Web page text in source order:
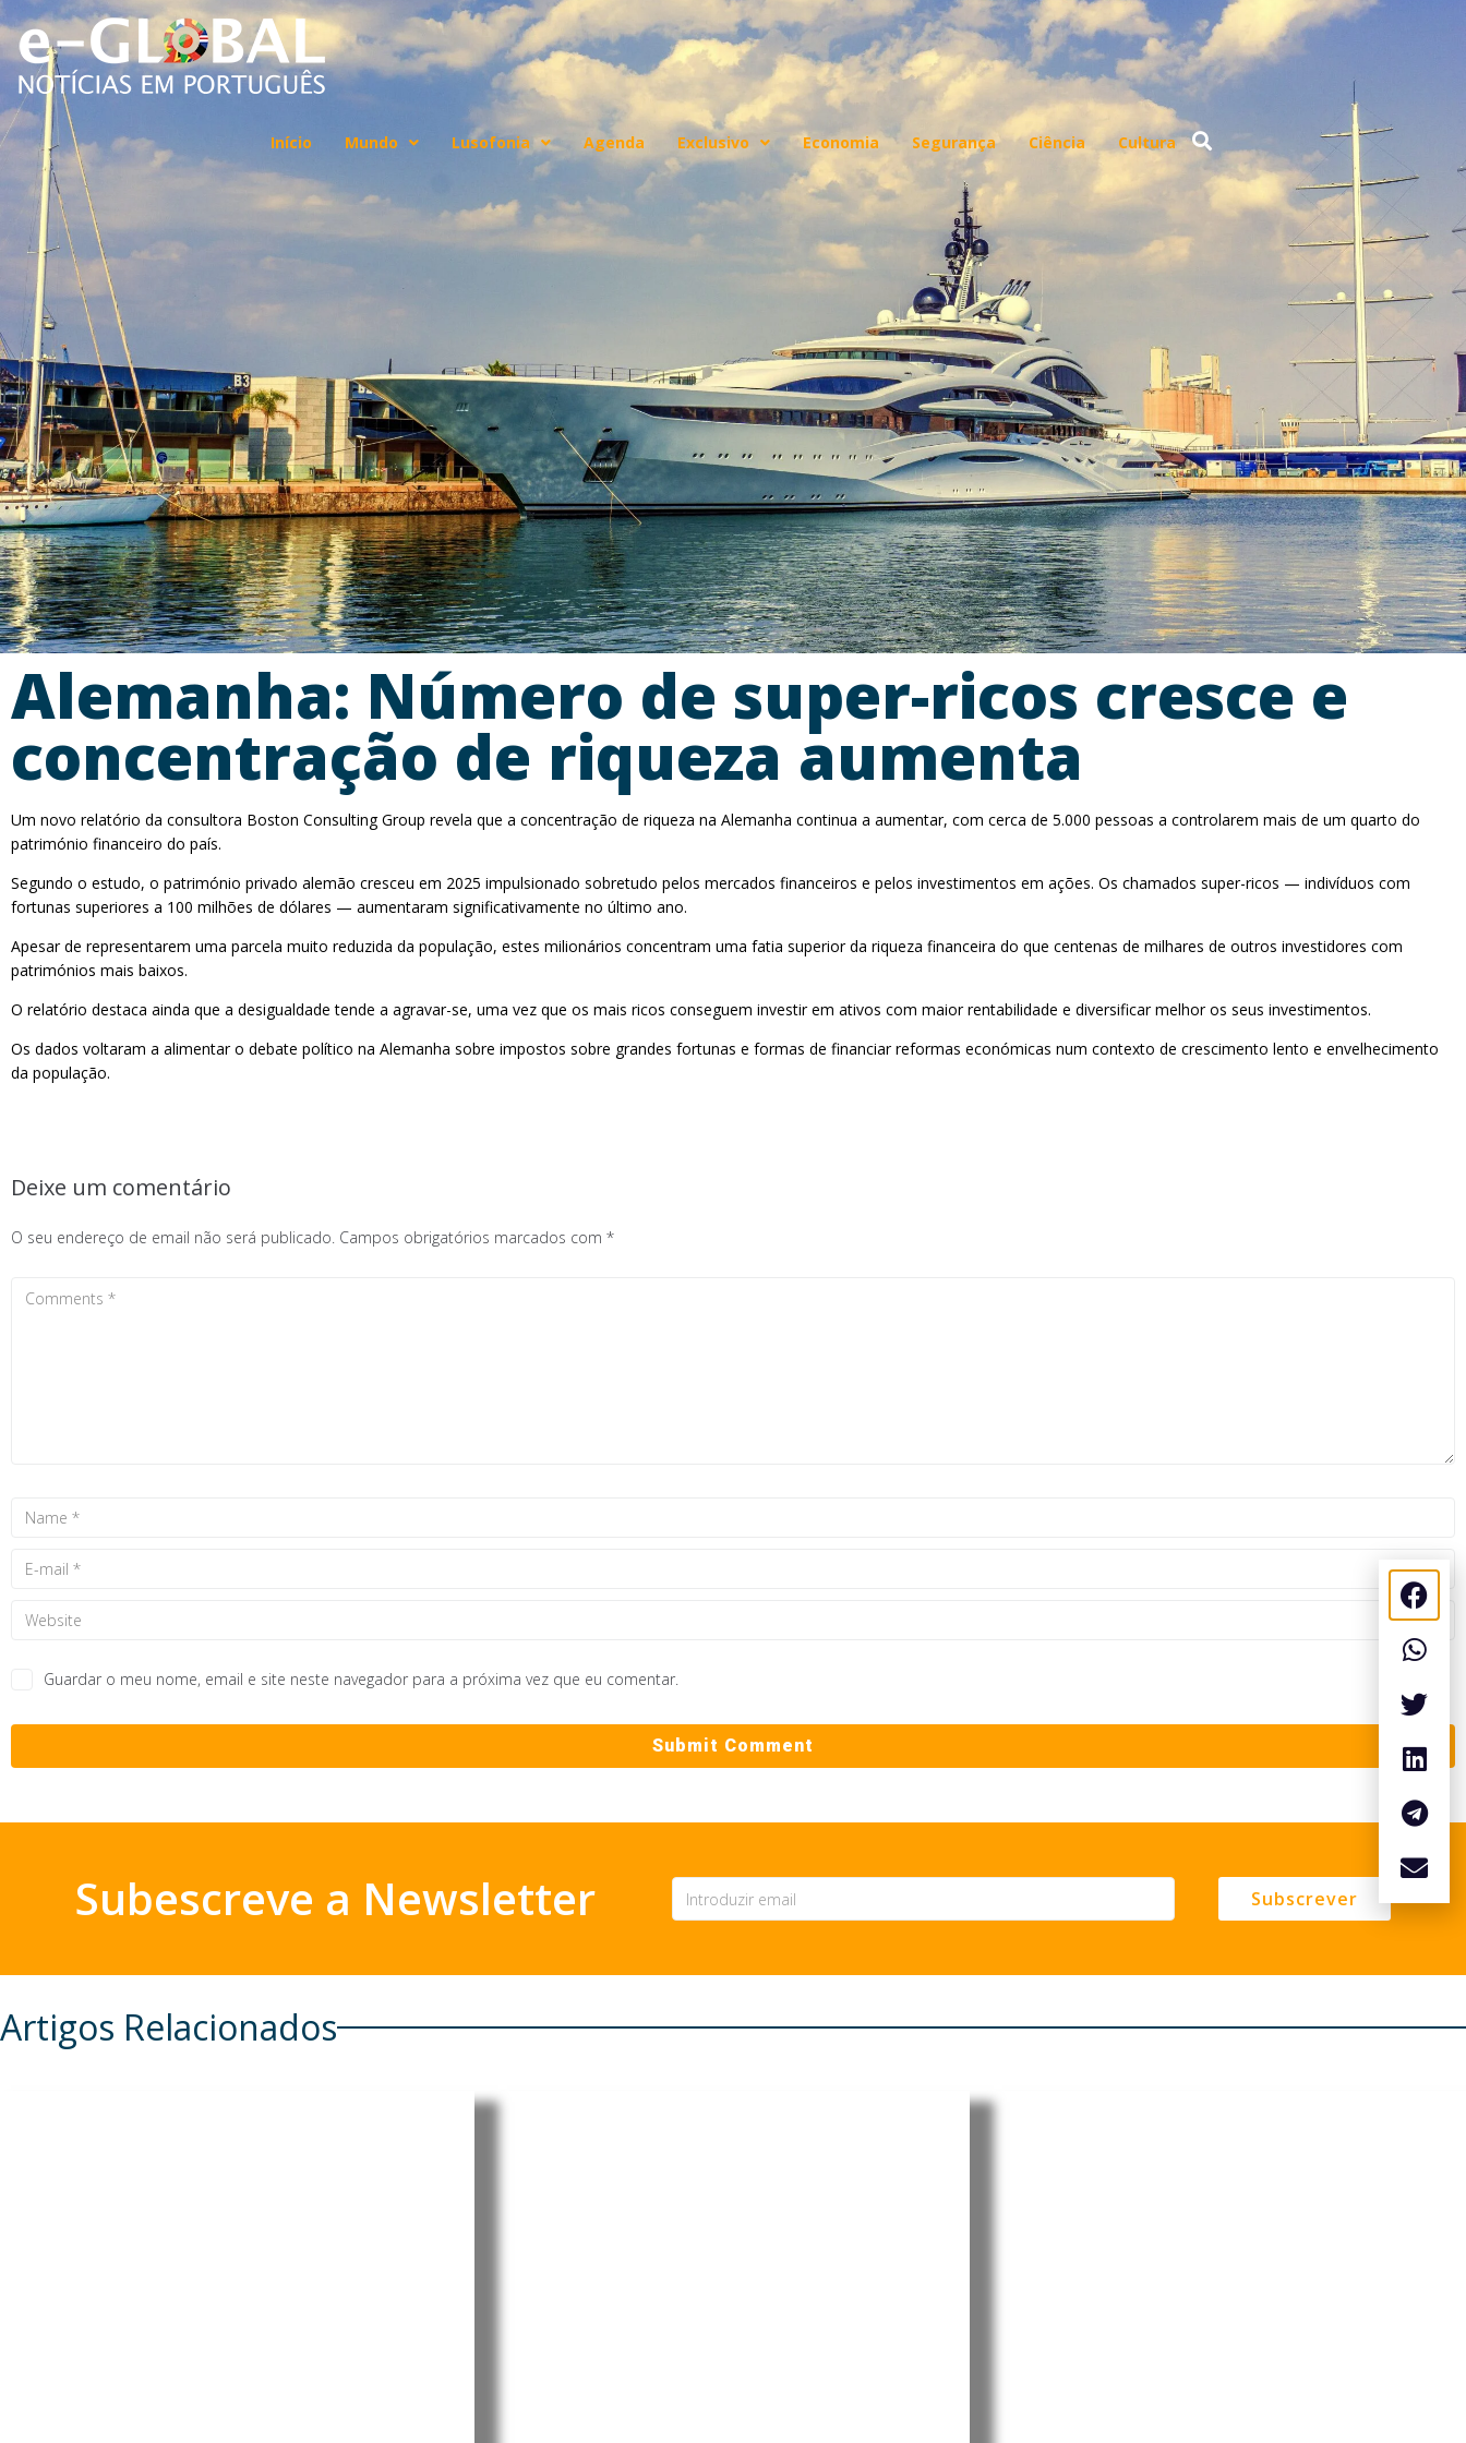
Início Mundo Lusofonia Agenda Exclusivo Economia Segurança Ciência Cultura
Alemanha: Número de super-ricos cresce e
concentração de riqueza aumenta
Um novo relatório da consultora Boston Consulting Group revela que a concentração de riqueza na Alemanha continua a aumentar, com cerca de 5.000 pessoas a controlarem mais de um quarto do
património financeiro do país.
Segundo o estudo, o património privado alemão cresceu em 2025 impulsionado sobretudo pelos mercados financeiros e pelos investimentos em ações. Os chamados super-ricos — indivíduos com
fortunas superiores a 100 milhões de dólares — aumentaram significativamente no último ano.
Apesar de representarem uma parcela muito reduzida da população, estes milionários concentram uma fatia superior da riqueza financeira do que centenas de milhares de outros investidores com
patrimónios mais baixos.
O relatório destaca ainda que a desigualdade tende a agravar-se, uma vez que os mais ricos conseguem investir em ativos com maior rentabilidade e diversificar melhor os seus investimentos.
Os dados voltaram a alimentar o debate político na Alemanha sobre impostos sobre grandes fortunas e formas de financiar reformas económicas num contexto de crescimento lento e envelhecimento
da população.
Deixe um comentário
O seu endereço de email não será publicado. Campos obrigatórios marcados com *
Guardar o meu nome, email e site neste navegador para a próxima vez que eu comentar.
Subescreve a Newsletter Subscrever
Artigos Relacionados